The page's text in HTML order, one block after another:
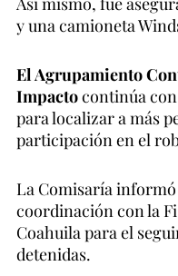
y una camioneta
El Agrupamiento
Impactocontinúa
para localizar a más
participación en el
La Comisaría informó
coordinación con la
Coahuila para el
detenidas.